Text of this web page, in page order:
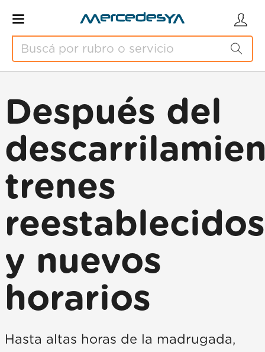
Después del
trenes
reestablecidos
y nuevos
horarios
Hasta altas horas de la madrugada,